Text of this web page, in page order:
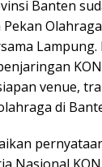
Banten
Lampung.
venue,
di
Nasional